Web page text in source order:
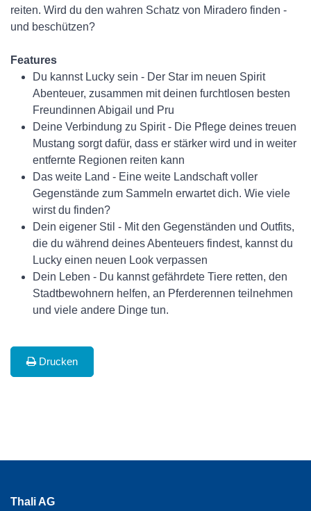
reiten. Wird du den wahren Schatz von Miradero finden -
und beschützen?
Features
Du kannst Lucky sein - Der Star im neuen Spirit
Abenteuer, zusammen mit deinen furchtlosen besten
Freundinnen Abigail und Pru
Deine Verbindung zu Spirit - Die Pflege deines treuen
Mustang sorgt dafür, dass er stärker wird und in weiter
entfernte Regionen reiten kann
Das weite Land - Eine weite Landschaft voller
Gegenstände zum Sammeln erwartet dich. Wie viele
wirst du finden?
Dein eigener Stil - Mit den Gegenständen und Outfits,
die du während deines Abenteuers findest, kannst du
Lucky einen neuen Look verpassen
Dein Leben - Du kannst gefährdete Tiere retten, den
Stadtbewohnern helfen, an Pferderennen teilnehmen
und viele andere Dinge tun.
Drucken
Thali AG